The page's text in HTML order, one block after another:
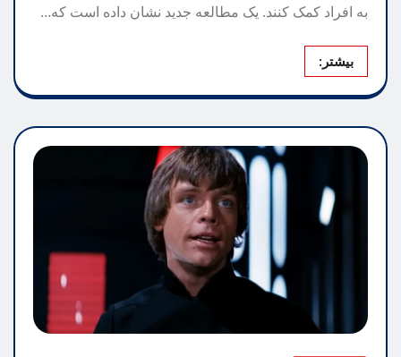
به افراد کمک کنند. یک مطالعه جدید نشان داده است که…
بیشتر: